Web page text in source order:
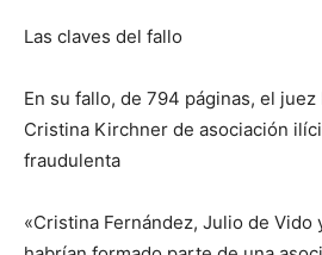
Las claves del fallo
En su fallo, de 794 páginas, el juez
Cristina Kirchner de asociación
fraudulenta
«Cristina Fernández, Julio de Vido